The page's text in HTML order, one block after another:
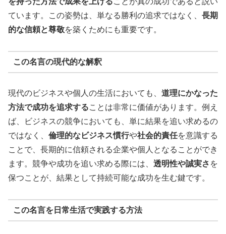
ています。この姿勢は、単なる勝利の追求ではなく、 長期
的な信頼と尊敬を築くためにも重要です。
この名言の現代的な解釈
現代のビジネスや個人の生活においても、 道理にかなった
方法で成功を追求することは非常に価値があります。例え
ば、ビジネスの競争においても、単に結果を追い求めるの
ではなく、 倫理的なビジネス慣行や社会的責任を意識する
ことで、長期的に信頼される企業や個人となることができ
ます。競争や成功を追い求める際には、 透明性や誠実さ を
保つことが、結果として持続可能な成功を生む鍵です。
この名言を日常生活で実践する方法